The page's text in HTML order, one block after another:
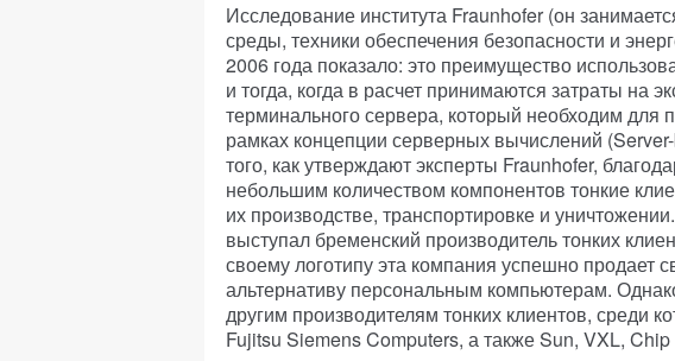
Исследование института Fraunhofer (он
среды, техники обеспечения безопасности и
2006 года показало: это преимущество
и тогда, когда в расчет принимаются затраты на
терминального сервера, который необходим для
рамках концепции серверных вычислений
того, как утверждают эксперты Fraunhofer,
небольшим количеством компонентов тонкие
их производстве, транспортировке и
выступал бременский производитель тонких
своему логотипу эта компания успешно продает
альтернативу персональным компьютерам.
другим производителям тонких клиентов, среди
Fujitsu Siemens Computers, а также Sun, VXL,